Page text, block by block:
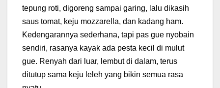
tepung roti, digoreng sampai garing, lalu dikasih
saus tomat, keju mozzarella, dan kadang ham.
Kedengarannya sederhana, tapi pas gue nyobain
sendiri, rasanya kayak ada pesta kecil di mulut
gue. Renyah dari luar, lembut di dalam, terus
ditutup sama keju leleh yang bikin semua rasa